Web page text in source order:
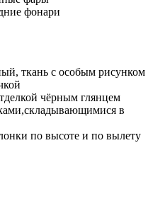
фонари
ткань с особым рисунком
чёрным глянцем
в
по высоте и по вылету